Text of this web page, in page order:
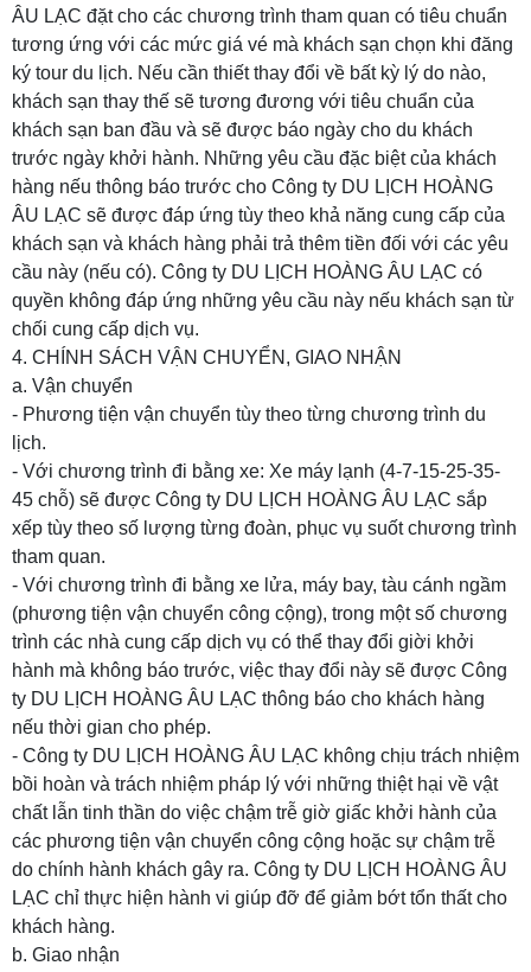
ÂU LẠC đặt cho các chương trình tham quan có tiêu chuẩn
tương ứng với các mức giá vé mà khách sạn chọn khi đăng
ký tour du lịch. Nếu cần thiết thay đổi về bất kỳ lý do nào,
khách sạn thay thế sẽ tương đương với tiêu chuẩn của
khách sạn ban đầu và sẽ được báo ngày cho du khách
trước ngày khởi hành. Những yêu cầu đặc biệt của khách
hàng nếu thông báo trước cho Công ty DU LỊCH HOÀNG
ÂU LẠC sẽ được đáp ứng tùy theo khả năng cung cấp của
khách sạn và khách hàng phải trả thêm tiền đối với các yêu
cầu này (nếu có). Công ty DU LỊCH HOÀNG ÂU LẠC có
quyền không đáp ứng những yêu cầu này nếu khách sạn từ
chối cung cấp dịch vụ.
4. CHÍNH SÁCH VẬN CHUYỂN, GIAO NHẬN
a. Vận chuyển
- Phương tiện vận chuyển tùy theo từng chương trình du
lịch.
- Với chương trình đi bằng xe: Xe máy lạnh (4-7-15-25-35-
45 chỗ) sẽ được Công ty DU LỊCH HOÀNG ÂU LẠC sắp
xếp tùy theo số lượng từng đoàn, phục vụ suốt chương trình
tham quan.
- Với chương trình đi bằng xe lửa, máy bay, tàu cánh ngầm
(phương tiện vận chuyển công cộng), trong một số chương
trình các nhà cung cấp dịch vụ có thể thay đổi giời khởi
hành mà không báo trước, việc thay đổi này sẽ được Công
ty DU LỊCH HOÀNG ÂU LẠC thông báo cho khách hàng
nếu thời gian cho phép.
- Công ty DU LỊCH HOÀNG ÂU LẠC không chịu trách nhiệm
bồi hoàn và trách nhiệm pháp lý với những thiệt hại về vật
chất lẫn tinh thần do việc chậm trễ giờ giấc khởi hành của
các phương tiện vận chuyển công cộng hoặc sự chậm trễ
do chính hành khách gây ra. Công ty DU LỊCH HOÀNG ÂU
LẠC chỉ thực hiện hành vi giúp đỡ để giảm bớt tổn thất cho
khách hàng.
b. Giao nhận